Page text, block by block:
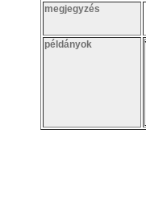
megjegyzés
példányok